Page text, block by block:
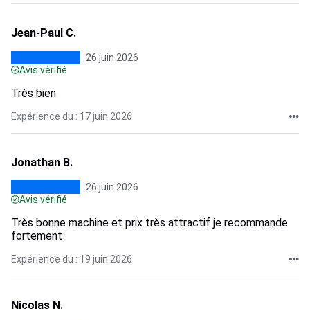
Jean-Paul C.
26 juin 2026
Avis vérifié
Très bien
Expérience du : 17 juin 2026
Jonathan B.
26 juin 2026
Avis vérifié
Très bonne machine et prix très attractif je recommande
fortement
Expérience du : 19 juin 2026
Nicolas N.